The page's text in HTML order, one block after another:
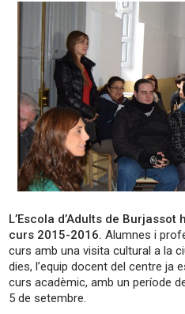
L’Escola d’Adults de
curs 2015-2016. Alumnes i
curs amb una visita cultural a la
dies, l’equip docent del centre ja
curs acadèmic, amb un període
5 de setembre.